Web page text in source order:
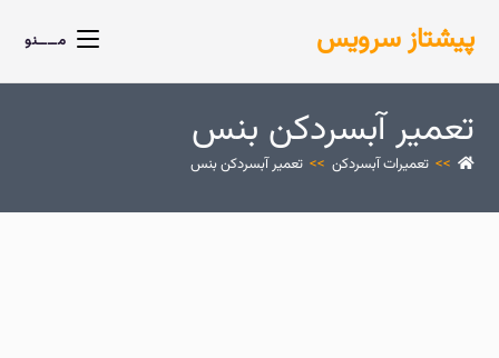
پیشتاز سرویس مــــنو
تعمیر آبسردکن بنس
>> تعمیرات آبسردکن >> تعمیر آبسردکن بنس